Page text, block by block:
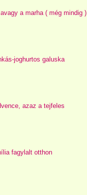
a marha ( még mindig )
joghurtos galuska
azaz a tejfeles
fagylalt otthon